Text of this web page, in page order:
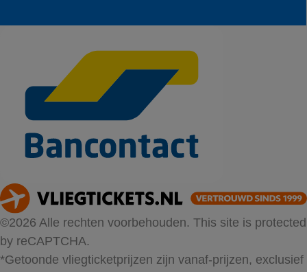
©2026 Alle rechten voorbehouden. This site is protected
by reCAPTCHA.
*Getoonde vliegticketprijzen zijn vanaf-prijzen, exclusief